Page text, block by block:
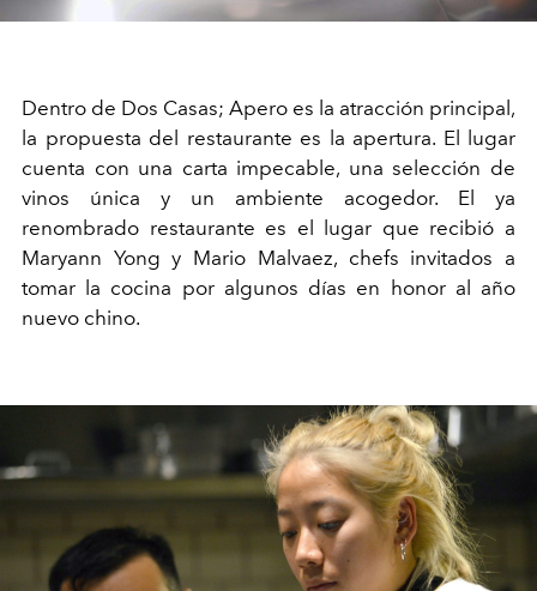
Dentro de Dos Casas; Apero es la atracción principal,
la propuesta del restaurante es la apertura. El lugar
cuenta con una carta impecable, una selección de
vinos única y un ambiente acogedor. El ya
renombrado restaurante es el lugar que recibió a
Maryann Yong y Mario Malvaez, chefs invitados a
tomar la cocina por algunos días en honor al año
nuevo chino.